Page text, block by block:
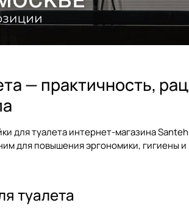
— практичность,
для туалетаинтернет-магазина
для повышения эргономики, гигиены
туалета